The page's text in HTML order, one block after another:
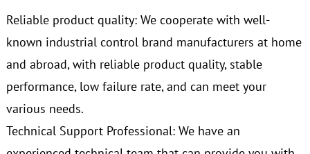
Reliable product quality: We cooperate with well-
known industrial control brand manufacturers at home
and abroad, with reliable product quality, stable
performance, low failure rate, and can meet your
various needs.
Technical Support Professional: We have an